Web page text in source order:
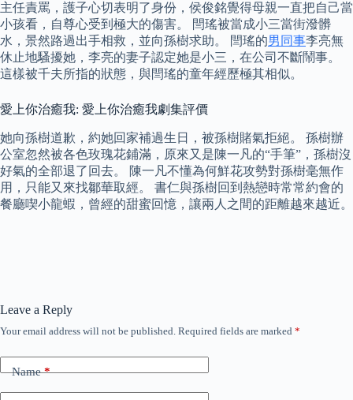
主任責罵，護子心切表明了身份，侯俊銘覺得母親一直把自己當
小孩看，自尊心受到極大的傷害。 閆瑤被當成小三當街潑髒
水，景然路過出手相救，並向孫樹求助。 閆瑤的男同事李亮無
休止地騷擾她，李亮的妻子認定她是小三，在公司不斷鬧事。
這樣被千夫所指的狀態，與閆瑤的童年經歷極其相似。
愛上你治癒我: 愛上你治癒我劇集評價
她向孫樹道歉，約她回家補過生日，被孫樹賭氣拒絕。 孫樹辦
公室忽然被各色玫瑰花鋪滿，原來又是陳一凡的“手筆”，孫樹沒
好氣的全部退了回去。 陳一凡不懂為何鮮花攻勢對孫樹毫無作
用，只能又來找鄒華取經。 書仁與孫樹回到熱戀時常常約會的
餐廳喫小龍蝦，曾經的甜蜜回憶，讓兩人之間的距離越來越近。
Leave a Reply
Your email address will not be published. Required fields are marked *
Name*